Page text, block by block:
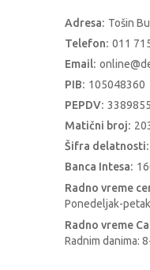
Adresa: Tošin
Telefon: 011
Email:
PIB: 105048360
PEPDV:
Matični broj:
Šifra delatnosti:
Banca Intesa:
Radno vreme
Ponedeljak-
Radno vreme
Radnim danima: